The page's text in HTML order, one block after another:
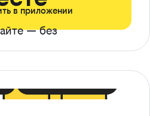
— без
в приложении